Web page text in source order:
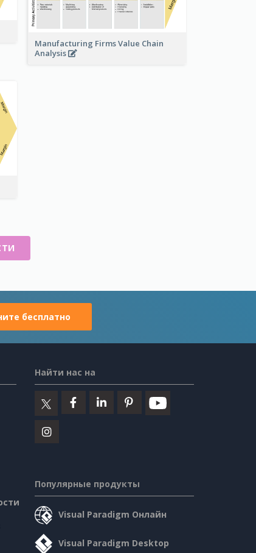
Manufacturing Firms Value Chain
Analysis
бесплатно
Найти нас на
Популярные продукты
Visual Paradigm Онлайн
Visual Paradigm Desktop